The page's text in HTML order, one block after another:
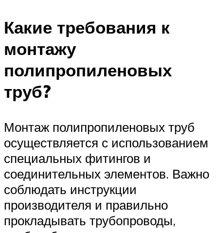
Какие требования к
монтажу
полипропиленовых
труб?
Монтаж полипропиленовых труб
осуществляется с использованием
специальных фитингов и
соединительных элементов. Важно
соблюдать инструкции
производителя и правильно
прокладывать трубопроводы,